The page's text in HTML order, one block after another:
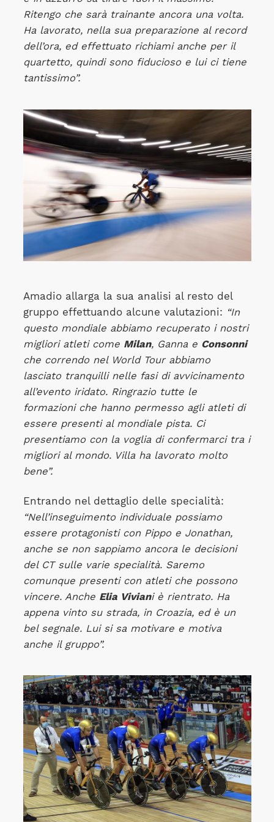
Ritengo che sarà trainante ancora una volta.
Ha lavorato, nella sua preparazione al record
dell’ora, ed effettuato richiami anche per il
quartetto, quindi sono fiducioso e lui ci tiene
tantissimo”.
Amadio allarga la sua analisi al resto del
gruppo effettuando alcune valutazioni: “In
questo mondiale abbiamo recuperato i nostri
migliori atleti come Milan, Ganna e Consonni
che correndo nel World Tour abbiamo
lasciato tranquilli nelle fasi di avvicinamento
all’evento iridato. Ringrazio tutte le
formazioni che hanno permesso agli atleti di
essere presenti al mondiale pista. Ci
presentiamo con la voglia di confermarci tra i
migliori al mondo. Villa ha lavorato molto
bene”.
Entrando nel dettaglio delle specialità:
“Nell’inseguimento individuale possiamo
essere protagonisti con Pippo e Jonathan,
anche se non sappiamo ancora le decisioni
del CT sulle varie specialità. Saremo
comunque presenti con atleti che possono
vincere. Anche Elia Viviani è rientrato. Ha
appena vinto su strada, in Croazia, ed è un
bel segnale. Lui si sa motivare e motiva
anche il gruppo”.